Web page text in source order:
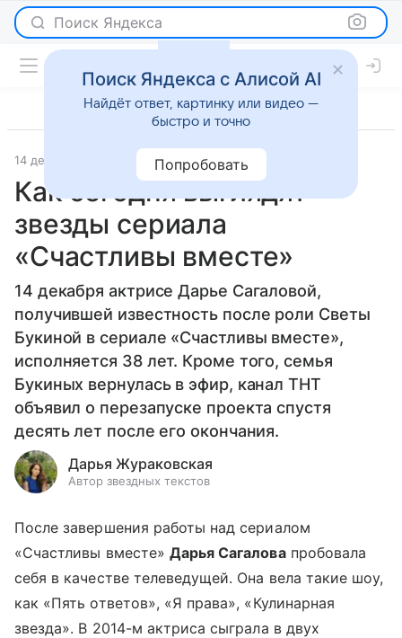
Поиск Яндекса
14 декабря 2023 История успеха
Как сегодня выглядят
звезды сериала
«Счастливы вместе»
14 декабря актрисе Дарье Сагаловой,
получившей известность после роли Светы
Букиной в сериале «Счастливы вместе»,
исполняется 38 лет. Кроме того, семья
Букиных вернулась в эфир, канал ТНТ
объявил о перезапуске проекта спустя
десять лет после его окончания.
Дарья Жураковская
Автор звездных текстов
После завершения работы над сериалом
«Счастливы вместе» Дарья Сагаловапробовала
себя в качестве телеведущей. Она вела такие шоу,
как «Пять ответов», «Я права», «Кулинарная
звезда». В 2014-м актриса сыграла в двух
Поиск Яндекса с Алисой AI
Найдёт ответ, картинку или видео —
быстро и точно
Попробовать